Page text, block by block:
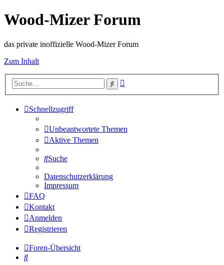
Wood-Mizer Forum
das private inoffizielle Wood-Mizer Forum
Zum Inhalt
Suche
Schnellzugriff
Unbeantwortete Themen
Aktive Themen
Suche
Datenschutzerklärung
Impressum
FAQ
Kontakt
Anmelden
Registrieren
Foren-Übersicht
Suche